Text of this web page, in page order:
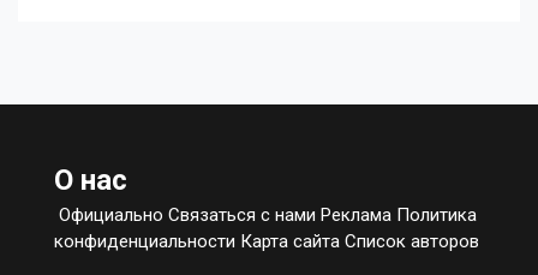
О нас
Официально Связаться с нами Реклама Политика
конфиденциальности Карта сайта Список авторов